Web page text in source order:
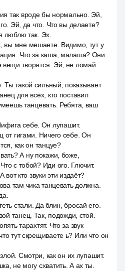
так вроде бы нормально. Эй,
Эй, да что. Что вы делаете?
люблю так. Эх.
вы мне мешаете. Видимо, тут у
Что за каша, малаша? Они
вещи творятся. Эй, не ломай
Ты такой сильный, показывает
для всех, кто поставил
танцевать. Ребята, ваш
себе. Он лупашит.
от гигами. Ничего себе. Он
как он танцуе?
А ну покажи, боже,
с тобой? Иди ого. Глючит.
вот кто звуки эти издаёт?
там чика танцевать должна.
стали. Да блин, бросай его.
танец. Так, подожди, стой.
тарахтят. Что за звук
тут скрещиваете ь? Или что он
Смотри, как он их лупашит.
не могу схватить. А ах ты.